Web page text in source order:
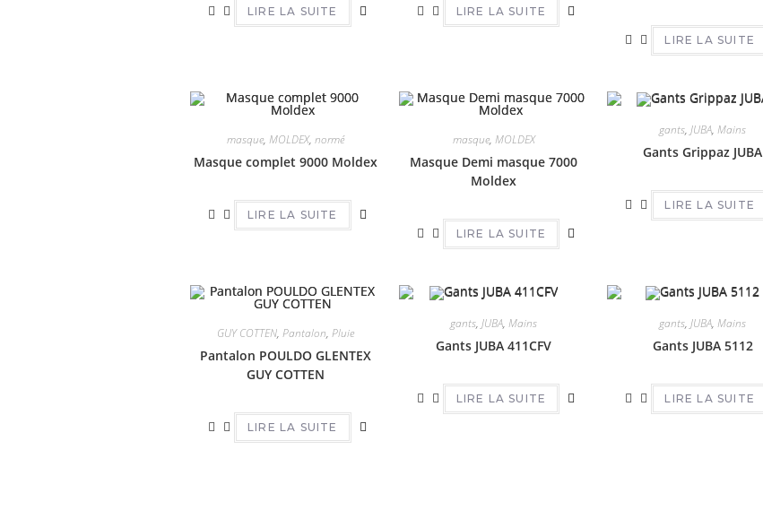
LIRE LA SUITE LIRE LA SUITE
LIRE LA SUITE
masque, MOLDEX, normé
Masque complet 9000 Moldex
LIRE LA SUITE
masque, MOLDEX
Masque Demi masque 7000
Moldex
LIRE LA SUITE
gants,JUBA,Mains
Gants Grippaz JUBA
LIRE LA SUITE
GUY COTTEN, Pantalon, Pluie
Pantalon POULDO GLENTEX
GUY COTTEN
LIRE LA SUITE
gants,JUBA,Mains
Gants JUBA 411CFV
LIRE LA SUITE
gants,JUBA,Mains
Gants JUBA 5112
LIRE LA SUITE